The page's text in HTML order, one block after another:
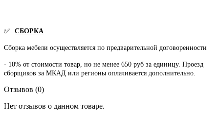
✅ СБОРКА
Сборка мебели осуществляется по предварительной договоренности
- 10% от стоимости товар, но не менее 650 руб за единицу. Проезд
сборщиков за МКАД или регионы оплачивается дополнительно.
Отзывов (0)
Нет отзывов о данном товаре.